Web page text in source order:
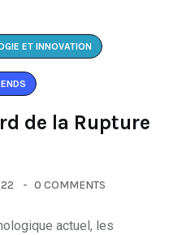
ET INNOVATION
de la Rupture
0 COMMENTS
actuel, les